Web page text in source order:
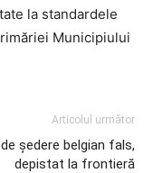
la standardele
Municipiului
Articolul următor
ședere belgian fals,
depistat la frontieră